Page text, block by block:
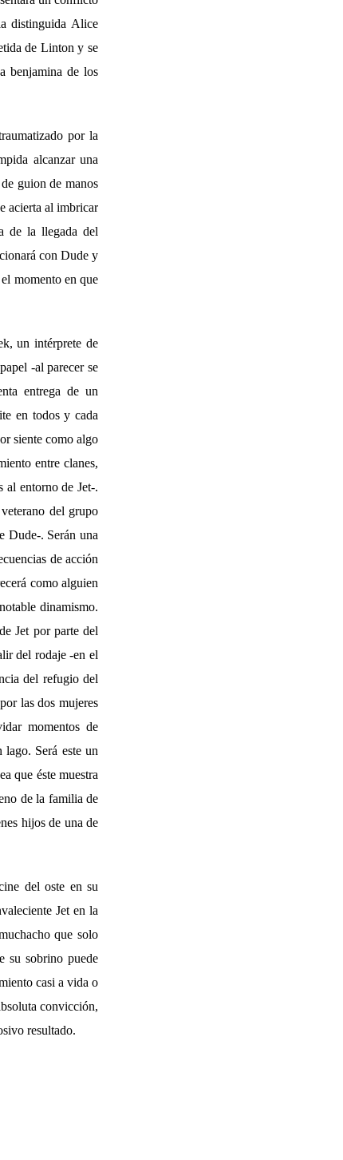
distinguida Alice
de Linton y se
benjamina de los
por la
alcanzar una
guion de manos
acierta al imbricar
de la llegada del
con Dude y
momento en que
un intérprete de
-al parecer se
entrega de un
en todos y cada
siente como algo
entre clanes,
al entorno de Jet-.
del grupo
Dude-. Serán una
de acción
como alguien
dinamismo.
Jet por parte del
del rodaje -en el
del refugio del
las dos mujeres
momentos de
Será este un
que éste muestra
de la familia de
hijos de una de
del oste en su
Jet en la
que solo
su sobrino puede
casi a vida o
convicción,
resultado.